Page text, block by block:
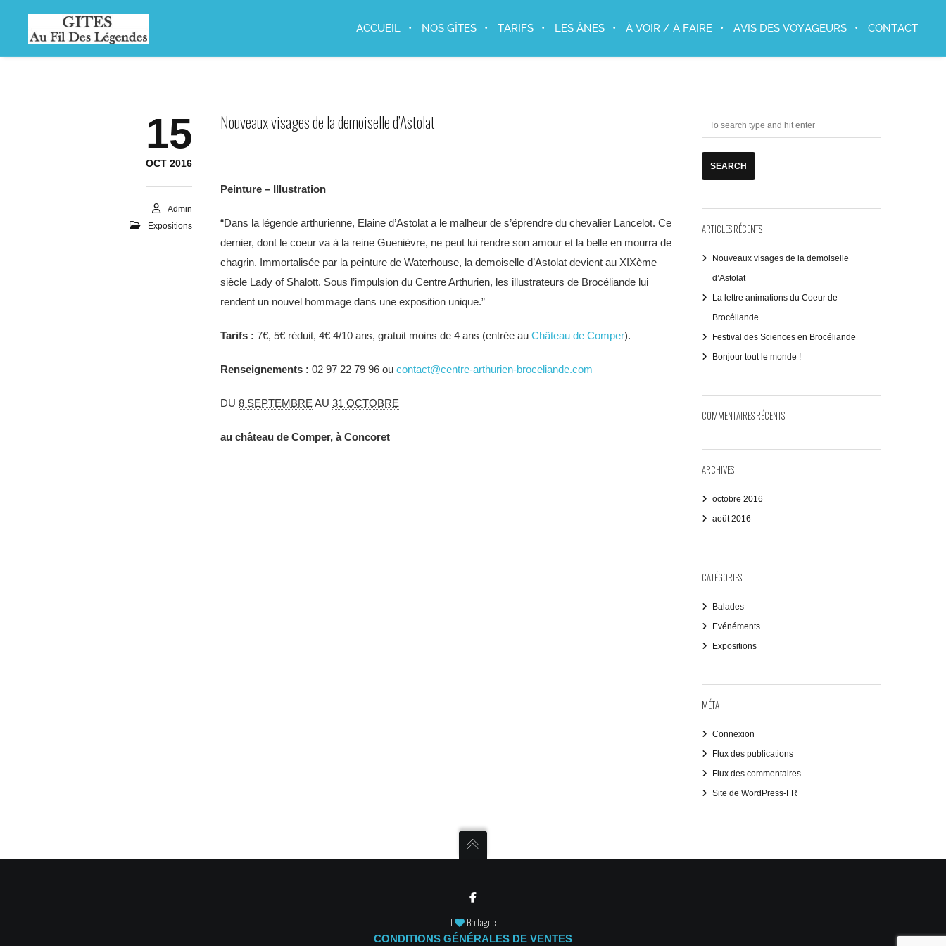
ACCUEIL NOS GÎTES TARIFS LES ÂNES À VOIR / À FAIRE AVIS DES VOYAGEURS CONTACT
15
OCT 2016
Admin
Expositions
Nouveaux visages de la demoiselle d’Astolat
Peinture – Illustration
“Dans la légende arthurienne, Elaine d’Astolat a le malheur de s’éprendre du chevalier Lancelot. Ce
dernier, dont le coeur va à la reine Guenièvre, ne peut lui rendre son amour et la belle en mourra de
chagrin. Immortalisée par la peinture de Waterhouse, la demoiselle d’Astolat devient au XIXème
siècle Lady of Shalott. Sous l’impulsion du Centre Arthurien, les illustrateurs de Brocéliande lui
rendent un nouvel hommage dans une exposition unique.”
Tarifs :7€, 5€ réduit, 4€ 4/10 ans, gratuit moins de 4 ans (entrée auChâteau de Comper).
Renseignements : 02 97 22 79 96 oucontact@centre-arthurien-broceliande.com
DU8 SEPTEMBRE AU31 OCTOBRE
au château de Comper, à Concoret
ARTICLES RÉCENTS
Nouveaux visages de la demoiselle
d’Astolat
La lettre animations du Coeur de
Brocéliande
Festival des Sciences en Brocéliande
Bonjour tout le monde !
COMMENTAIRES RÉCENTS
ARCHIVES
octobre 2016
août 2016
CATÉGORIES
Balades
Evénéments
Expositions
MÉTA
Connexion
Flux des publications
Flux des commentaires
Site de WordPress-FR
I Bretagne
CONDITIONS GÉNÉRALES DE VENTES